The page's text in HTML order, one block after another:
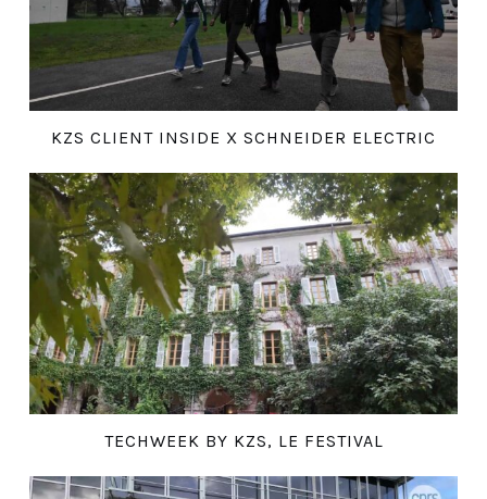
KZS CLIENT INSIDE X SCHNEIDER ELECTRIC
TECHWEEK BY KZS, LE FESTIVAL